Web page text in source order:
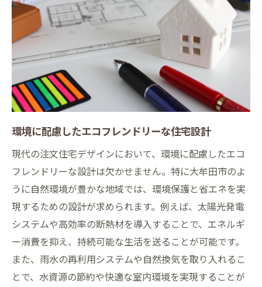
家族のニーズに合わせたデザインの提案
長期的なメンテナンス計画の立て方
環境に配慮したエコフレンドリーな住宅設計
現代の注文住宅デザインにおいて、環境に配慮したエコ
フレンドリーな設計は欠かせません。特に大牟田市のよ
うに自然環境が豊かな地域では、環境保護と省エネを実
現するための設計が求められます。例えば、太陽光発電
システムや高効率の断熱材を導入することで、エネルギ
ー消費を抑え、持続可能な生活を送ることが可能です。
また、雨水の再利用システムや自然換気を取り入れるこ
とで、水資源の節約や快適な室内環境を実現することが